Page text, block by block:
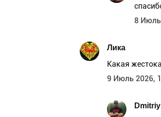
8 Июль
Лика
Какая
9 Июль 2026,
Dmitriy